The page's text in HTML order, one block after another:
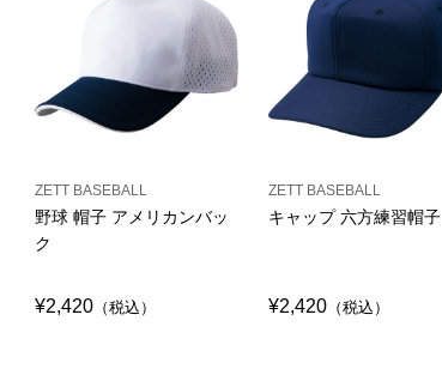
ZETT BASEBALL
野球 帽子 アメリカンバッ
ク
¥2,420 （税込）
ZETT BASEBALL
キャップ 六方練習帽子
¥2,420 （税込）